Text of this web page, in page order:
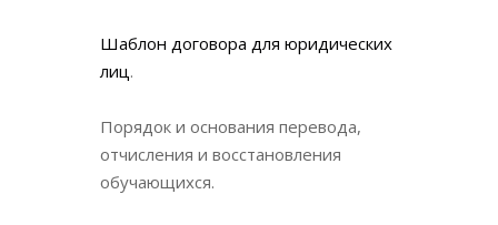
Шаблон договора для юридических
лиц.
Порядок и основания перевода,
отчисления и восстановления
обучающихся.